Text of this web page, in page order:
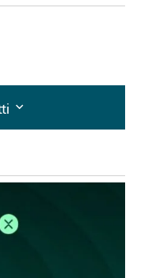
kirjautua